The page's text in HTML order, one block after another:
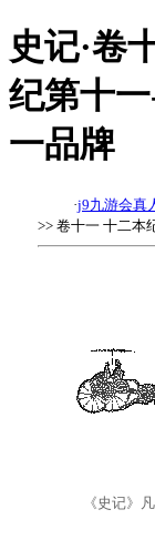
史记·卷
纪第十
一品牌
·j9九游会真
>> 卷十一 十二本
《史记》